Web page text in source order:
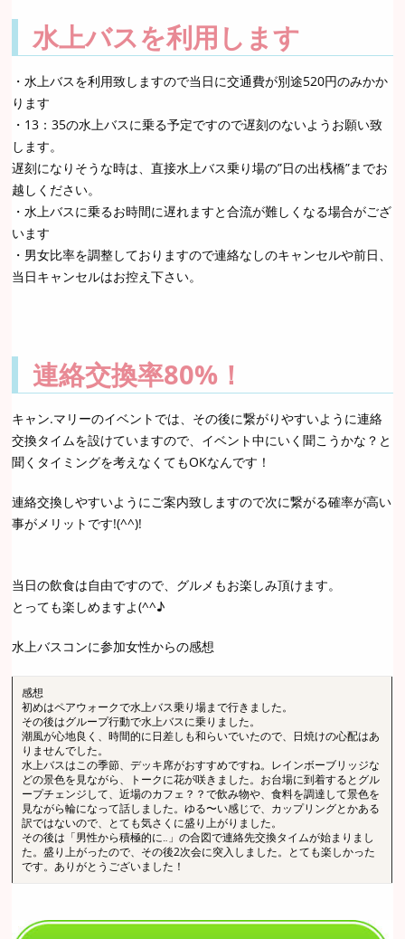
水上バスを利用します
・水上バスを利用致しますので当日に交通費が別途520円のみかか
ります
・13：35の水上バスに乗る予定ですので遅刻のないようお願い致
します。
遅刻になりそうな時は、直接水上バス乗り場の”日の出桟橋”までお
越しください。
・水上バスに乗るお時間に遅れますと合流が難しくなる場合がござ
います
・男女比率を調整しておりますので連絡なしのキャンセルや前日、
当日キャンセルはお控え下さい。
連絡交換率80%！
キャン.マリーのイベントでは、その後に繋がりやすいように連絡
交換タイムを設けていますので、イベント中にいく聞こうかな？と
聞くタイミングを考えなくてもOKなんです！
連絡交換しやすいようにご案内致しますので次に繋がる確率が高い
事がメリットです!(^^)!
当日の飲食は自由ですので、グルメもお楽しみ頂けます。
とっても楽しめますよ(^^♪
水上バスコンに参加女性からの感想
感想
初めはペアウォークで水上バス乗り場まで行きました。
その後はグループ行動で水上バスに乗りました。
潮風が心地良く、時間的に日差しも和らいでいたので、日焼けの心配はあ
りませんでした。
水上バスはこの季節、デッキ席がおすすめですね。レインボーブリッジな
どの景色を見ながら、トークに花が咲きました。お台場に到着するとグル
ープチェンジして、近場のカフェ？？で飲み物や、食料を調達して景色を
見ながら輪になって話しました。ゆる〜い感じで、カップリングとかある
訳ではないので、とても気さくに盛り上がりました。
その後は「男性から積極的に‥」の合図で連絡先交換タイムが始まりまし
た。盛り上がったので、その後2次会に突入しました。とても楽しかった
です。ありがとうございました！